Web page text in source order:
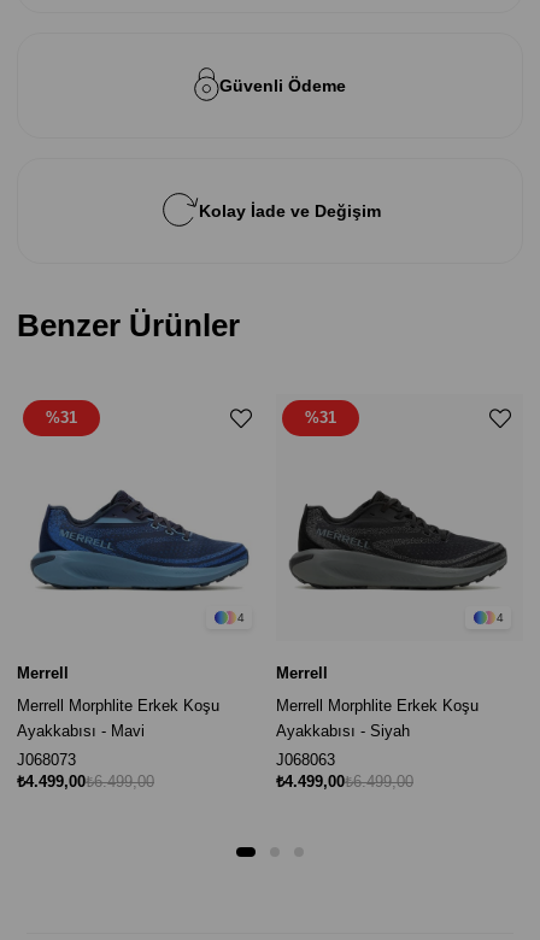
Güvenli Ödeme
Kolay İade ve Değişim
Benzer Ürünler
4
Merrell
Merrell Morphlite Erkek Koşu
Ayakkabısı - Mavi
J068073
₺4.499,00₺6.499,00
%31
4
Merrell
Merrell Morphlite Erkek Koşu
Ayakkabısı - Siyah
J068063
₺4.499,00₺6.499,00
%31